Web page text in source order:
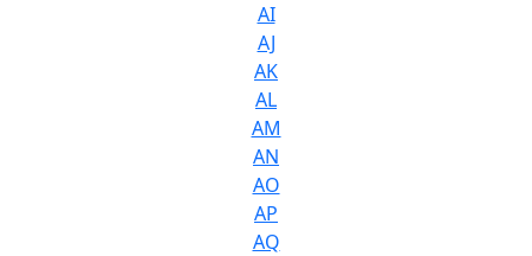
AI
AJ
AK
AL
AM
AN
AO
AP
AQ